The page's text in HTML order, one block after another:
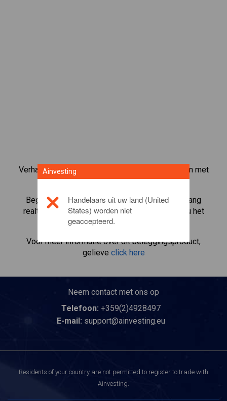
Verhandel meer dan 1000 internationale aandelen met
het CFD-handelsplatform van Ainvesting.
Begin met het handelen in CFD's ineBay . Ontvang
realtime koersen en ontvang dividenden alsof u het
aandeel zelf bezit.
Voor meer informatie over dit beleggingsproduct,
gelieve click here
Neem contact met ons op
Telefoon: +359(2)4928497
E-mail: support@ainvesting.eu
Residents of your country are not permitted to register to trade with
Ainvesting.
Ainvesting
Handelaars uit uw land (United
States) worden niet
geaccepteerd.